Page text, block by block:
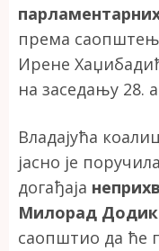
према
Ирене
на заседању 28.
Владајућа
јасно је
догађаја
Милорад Додик
саопштио да ће